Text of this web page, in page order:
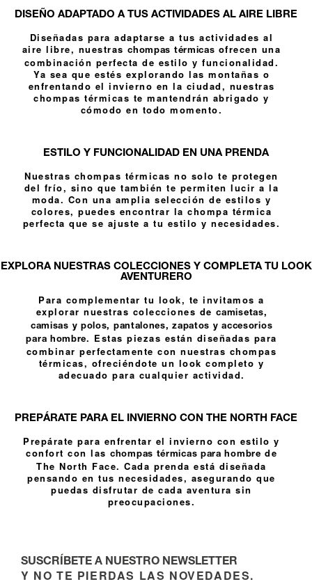
DISEÑO ADAPTADO A TUS ACTIVIDADES AL AIRE LIBRE
Diseñadas para adaptarse a tus actividades al
aire libre, nuestraschompas térmicas ofrecen una
combinación perfecta de estilo y funcionalidad.
Ya sea que estés explorando las montañas o
enfrentando el invierno en la ciudad, nuestras
chompas térmicas te mantendrán abrigado y
cómodo en todo momento.
ESTILO Y FUNCIONALIDAD EN UNA PRENDA
Nuestras chompas térmicas no solo te protegen
del frío, sino que también te permiten lucir a la
moda. Con una amplia selección de estilos y
colores, puedes encontrar la chompa térmica
perfecta que se ajuste a tu estilo y necesidades.
EXPLORA NUESTRAS COLECCIONES Y COMPLETA TU LOOK
AVENTURERO
Para complementar tu look, te invitamos a
explorar nuestras colecciones decamisetas,
camisas y polos, pantalones,zapatos yaccesorios
para hombre. Estas piezas están diseñadas para
combinar perfectamente con nuestras chompas
térmicas, ofreciéndote un look completo y
adecuado para cualquier actividad.
PREPÁRATE PARA EL INVIERNO CON THE NORTH FACE
Prepárate para enfrentar el invierno con estilo y
confort con laschompas térmicas para hombre de
The North Face. Cada prenda está diseñada
pensando en tus necesidades, asegurando que
puedas disfrutar de cada aventura sin
preocupaciones.
SUSCRÍBETE A NUESTRO NEWSLETTER
Y NO TE PIERDAS LAS NOVEDADES.